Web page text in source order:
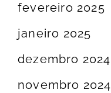
fevereiro 2025
janeiro 2025
dezembro 2024
novembro 2024